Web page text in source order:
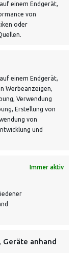
einem Endgerät,
von
oder
einem Endgerät,
Werbeanzeigen,
Verwendung
Erstellung von
von
und
Immer aktiv
anhand